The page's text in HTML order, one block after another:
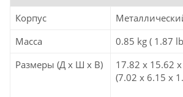
Корпус
Масса
0.85 kg ( 1.87
Размеры (Д х Ш х В)
17.82 x 15.62
(7.02 x 6.15 x